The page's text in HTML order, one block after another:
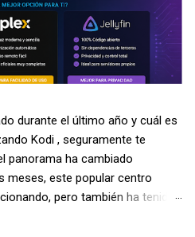
durante el último año y cuál es
Kodi , seguramente te
panorama ha cambiado
meses, este popular centro
pero también ha tenido